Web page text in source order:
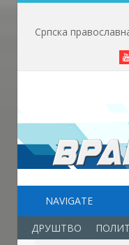
NAVIGATE
ДРУШТВО